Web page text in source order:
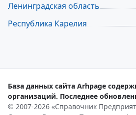
Ленинградская область
Республика Карелия
База данных сайта Arhpage
организаций. Последнее
© 2007-2026 «Справочник